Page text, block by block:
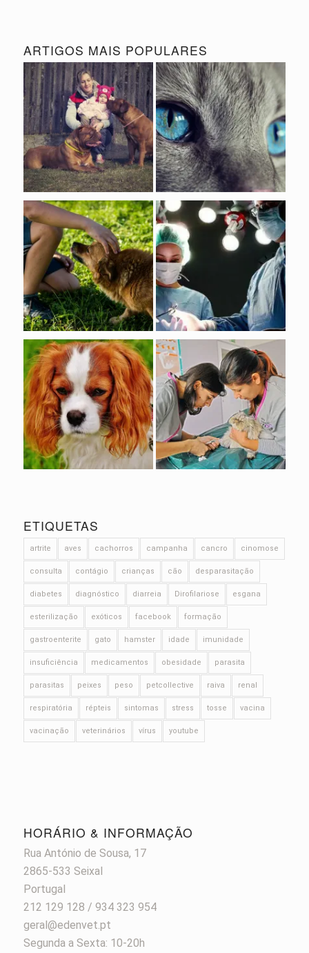
ARTIGOS MAIS POPULARES
ETIQUETAS
artrite aves cachorros campanha cancro cinomose
consulta contágio crianças cão desparasitação
diabetes diagnóstico diarreia Dirofilariose esgana
esterilização exóticos facebook formação
gastroenterite gato hamster idade imunidade
insuficiência medicamentos obesidade parasita
parasitas peixes peso petcollective raiva renal
respiratória répteis sintomas stress tosse vacina
vacinação veterinários vírus youtube
HORÁRIO & INFORMAÇÃO
Rua António de Sousa, 17
2865-533 Seixal
Portugal
212 129 128 / 934 323 954
geral@edenvet.pt
Segunda a Sexta: 10-20h